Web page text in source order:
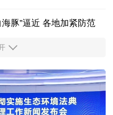
豚”逼近 各地加紧防范
需求
今夏的清凉底气
如何“皖”美提速